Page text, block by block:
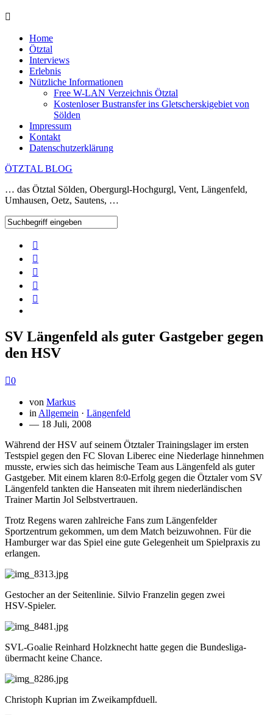
Home
Ötztal
Interviews
Erlebnis
Nützliche Informationen
Free W-LAN Verzeichnis Ötztal
Kostenloser Bustransfer ins Gletscherskigebiet von
Sölden
Impressum
Kontakt
Datenschutzerklärung
ÖTZTAL BLOG
… das Ötztal Sölden, Obergurgl-Hochgurgl, Vent, Längenfeld,
Umhausen, Oetz, Sautens, …
SV Längenfeld als guter Gastgeber gegen
den HSV
0
von Markus
in Allgemein · Längenfeld
— 18 Juli, 2008
Während der HSV auf seinem Ötztaler Trainingslager im ersten
Testspiel gegen den FC Slovan Liberec eine Niederlage hinnehmen
musste, erwies sich das heimische Team aus Längenfeld als guter
Gastgeber. Mit einem klaren 8:0-Erfolg gegen die Ötztaler vom SV
Längenfeld tankten die Hanseaten mit ihrem niederländischen
Trainer Martin Jol Selbstvertrauen.
Trotz Regens waren zahlreiche Fans zum Längenfelder
Sportzentrum gekommen, um dem Match beizuwohnen. Für die
Hamburger war das Spiel eine gute Gelegenheit um Spielpraxis zu
erlangen.
Gestocher an der Seitenlinie. Silvio Franzelin gegen zwei
HSV-Spieler.
SVL-Goalie Reinhard Holzknecht hatte gegen die Bundesliga-
übermacht keine Chance.
Christoph Kuprian im Zweikampfduell.